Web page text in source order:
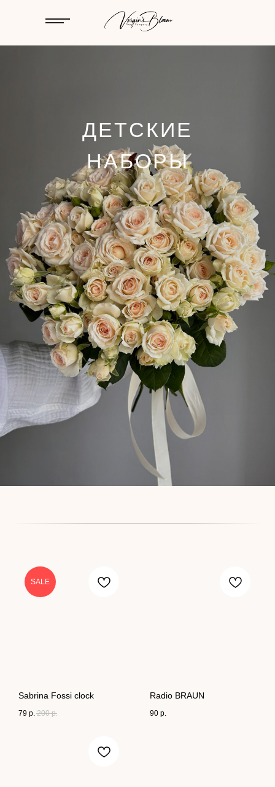
ДЕТСКИЕ
НАБОРЫ
SALE
Sabrina Fossi clock
79 р. 200 р.
Radio BRAUN
90 р.